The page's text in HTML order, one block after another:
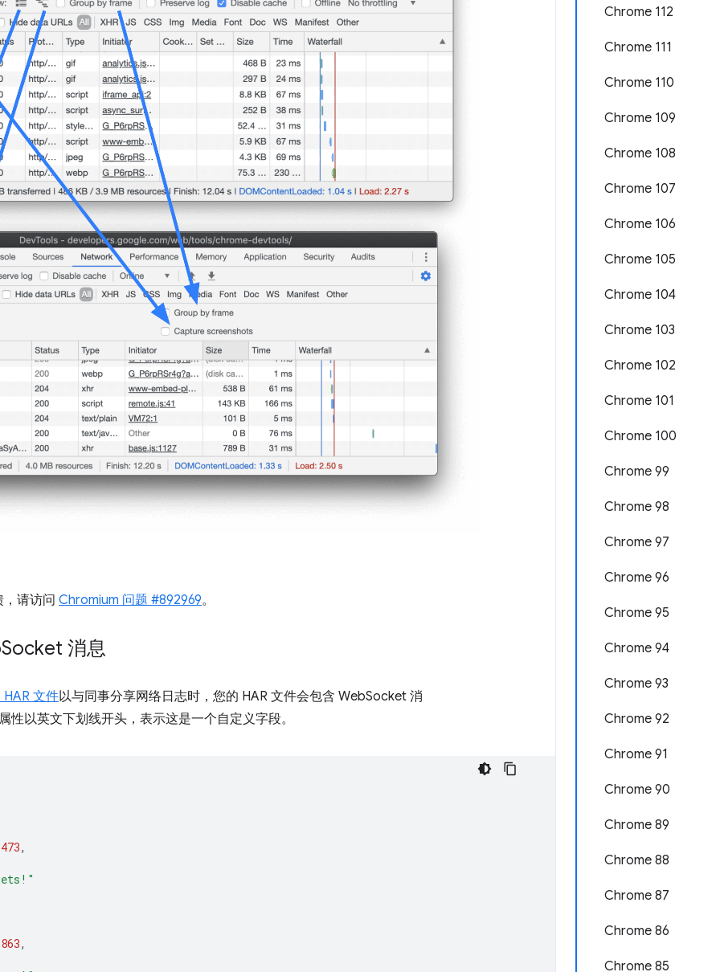
Chrome 112
Chrome 111
Chrome 110
Chrome 109
Chrome 108
Chrome 107
Chrome 106
Chrome 105
Chrome 104
Chrome 103
Chrome 102
Chrome 101
Chrome 100
Chrome 99
Chrome 98
Chrome 97
Chrome 96
Chrome 95
Chrome 94
Chrome 93
Chrome 92
Chrome 91
Chrome 90
Chrome 89
Chrome 88
Chrome 87
Chrome 86
Chrome 85
请访问 Chromium 问题 #892969。
Socket 消息
HAR 文件以与同事分享网络日志时，您的 HAR 文件会包含 WebSocket 消
性以英文下划线开头，表示这是一个自定义字段。
,
,